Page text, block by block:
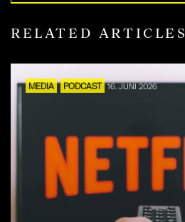
RELATED ARTICLES
MEDIA PODCAST 16. JUNI 2026